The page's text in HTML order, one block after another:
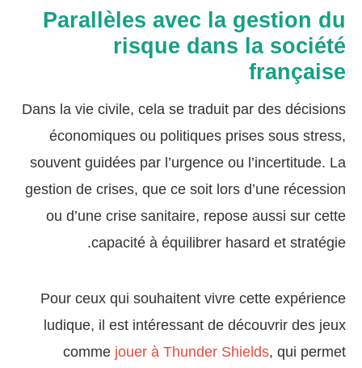
Parallèles avec la gestion du
risque dans la société
française
Dans la vie civile, cela se traduit par des décisions
économiques ou politiques prises sous stress,
souvent guidées par l’urgence ou l’incertitude. La
gestion de crises, que ce soit lors d’une récession
ou d’une crise sanitaire, repose aussi sur cette
capacité à équilibrer hasard et stratégie.
Pour ceux qui souhaitent vivre cette expérience
ludique, il est intéressant de découvrir des jeux
comme jouer à Thunder Shields, qui permet